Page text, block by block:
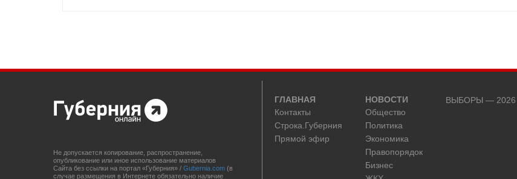
Не допускается копирование, распространение,
опубликование или иное использование материалов
Сайта без ссылки на портал «Губерния» / Gubernia.com (в
случае размещения в Интернете обязательно наличие
ГЛАВНАЯ
Контакты
Строка.Губерния
Прямой эфир
НОВОСТИ
Общество
Политика
Экономика
Правопорядок
Бизнес
ВЫБОРЫ — 2026